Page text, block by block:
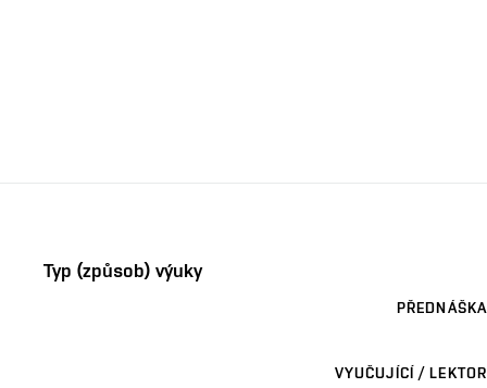
Typ (způsob) výuky
PŘEDNÁŠKA
VYUČUJÍCÍ / LEKTOR